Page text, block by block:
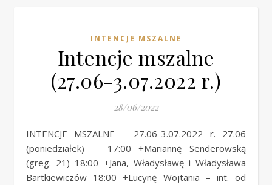
INTENCJE MSZALNE
Intencje mszalne
(27.06-3.07.2022 r.)
28/06/2022
INTENCJE MSZALNE – 27.06-3.07.2022 r. 27.06
(poniedziałek) 17:00 +Mariannę Senderowską
(greg. 21) 18:00 +Jana, Władysławę i Władysława
Bartkiewiczów 18:00 +Lucynę Wojtania – int. od